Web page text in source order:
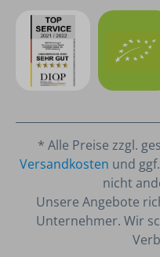
* Alle Preise zzgl.
Versandkosten und
nicht
Unsere Angebote
Unternehmer. Wir